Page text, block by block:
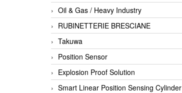
Oil & Gas / Heavy Industry
RUBINETTERIE BRESCIANE
Takuwa
Position Sensor
Explosion Proof Solution
Smart Linear Position Sensing Cylinder